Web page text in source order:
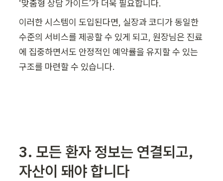
‘맞춤형 상담 가이드’가 더욱 필요합니다.
이러한 시스템이 도입된다면, 실장과 코디가 동일한
수준의 서비스를 제공할 수 있게 되고, 원장님은 진료
에 집중하면서도 안정적인 예약률을 유지할 수 있는
구조를 마련할 수 있습니다.
3. 모든 환자 정보는 연결되고,
자산이 돼야 합니다